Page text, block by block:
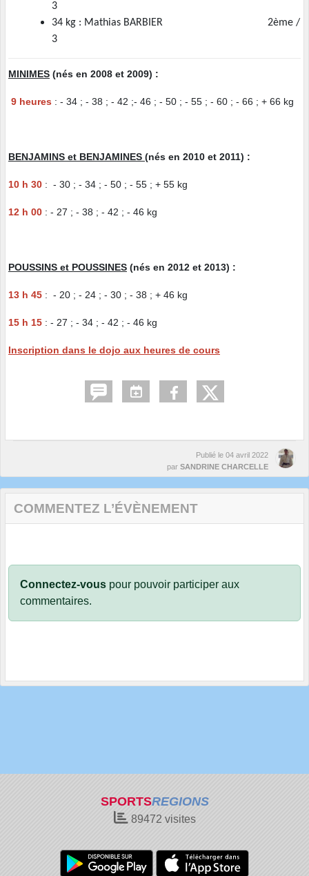
3
34 kg : Mathias BARBIER 2ème /
3
MINIMES (nés en 2008 et 2009) :
9 heures : - 34 ; - 38 ; - 42 ;- 46 ; - 50 ; - 55 ; - 60 ; - 66 ; + 66 kg
BENJAMINS et BENJAMINES (nés en 2010 et 2011) :
10 h 30 : - 30 ; - 34 ; - 50 ; - 55 ; + 55 kg
12 h 00 : - 27 ; - 38 ; - 42 ; - 46 kg
POUSSINS et POUSSINES (nés en 2012 et 2013) :
13 h 45 : - 20 ; - 24 ; - 30 ; - 38 ; + 46 kg
15 h 15 : - 27 ; - 34 ; - 42 ; - 46 kg
Inscription dans le dojo aux heures de cours
Publié le 04 avril 2022
par SANDRINE CHARCELLE
COMMENTEZ L’ÉVÈNEMENT
Connectez-vous pour pouvoir participer aux
commentaires.
SPORTSREGIONS
89472 visites